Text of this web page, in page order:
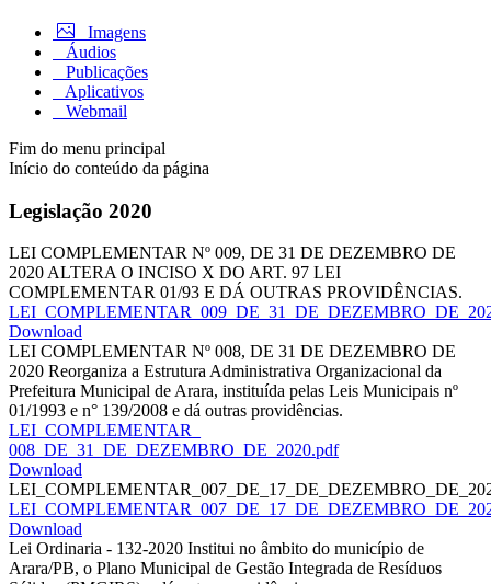
Imagens
Áudios
Publicações
Aplicativos
Webmail
Fim do menu principal
Início do conteúdo da página
Legislação 2020
LEI COMPLEMENTAR Nº 009, DE 31 DE DEZEMBRO DE
2020 ALTERA O INCISO X DO ART. 97 LEI
COMPLEMENTAR 01/93 E DÁ OUTRAS PROVIDÊNCIAS.
Download
LEI COMPLEMENTAR Nº 008, DE 31 DE DEZEMBRO DE
2020 Reorganiza a Estrutura Administrativa Organizacional da
Prefeitura Municipal de Arara, instituída pelas Leis Municipais nº
01/1993 e n° 139/2008 e dá outras providências.
LEI_COMPLEMENTAR_
008_DE_31_DE_DEZEMBRO_DE_2020.pdf
Download
Download
Lei Ordinaria - 132-2020 Institui no âmbito do município de
Arara/PB, o Plano Municipal de Gestão Integrada de Resíduos